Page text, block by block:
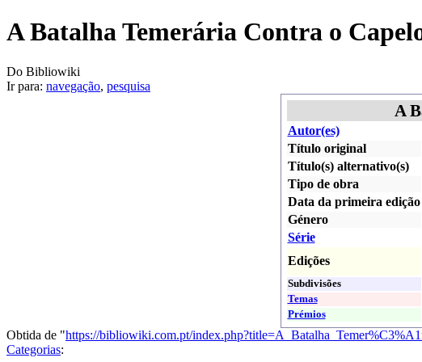
A Batalha Temerária Contra o
Do Bibliowiki
Ir para: navegação, pesquisa
A
Autor(es)
Título original
Título(s) alternativo(s)
Tipo de obra
Data da primeira edição
Género
Série
Edições
Subdivisões
Temas
Prémios
Obtida de "https://bibliowiki.com.pt/
Categorias: